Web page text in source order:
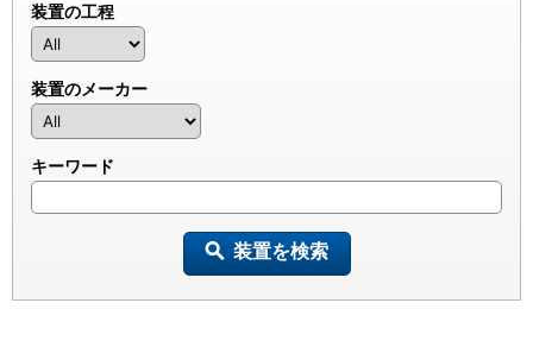
装置の工程
装置のメーカー
キーワード
装置を検索